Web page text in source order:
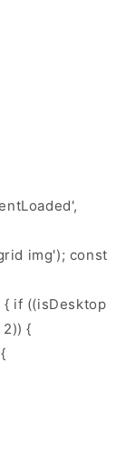
img'); const
{ if ((isDesktop
{